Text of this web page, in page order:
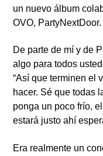
un nuevo álbum
OVO, PartyNextDoor.
De parte de mí y de
algo para todos
“Así que terminen el
hacer. Sé que todas
ponga un poco frío,
estará justo ahí
Era realmente un